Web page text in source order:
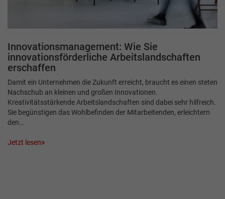
Innovationsmanagement: Wie Sie
innovationsförderliche Arbeitslandschaften
erschaffen
Damit ein Unternehmen die Zukunft erreicht, braucht es einen steten
Nachschub an kleinen und großen Innovationen.
Kreativitätsstärkende Arbeitslandschaften sind dabei sehr hilfreich.
Sie begünstigen das Wohlbefinden der Mitarbeitenden, erleichtern
den…
Jetzt lesen